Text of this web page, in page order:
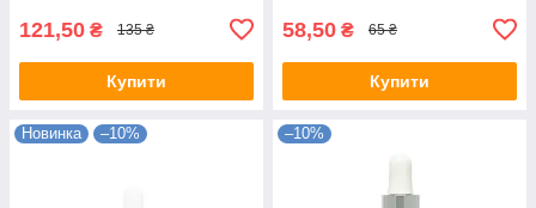
121,50 ₴ 135 ₴
Купити
58,50 ₴ 65 ₴
Купити
Новинка –10% –10%